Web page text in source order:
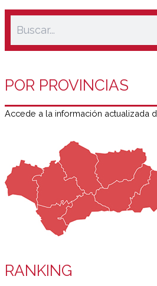
POR PROVINCIAS
Accede a la información actualizada
RANKING